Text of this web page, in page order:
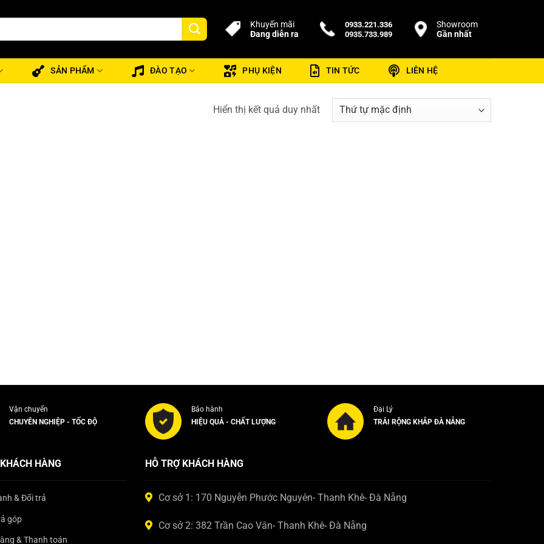
Khuyến mãi
Đang diễn ra
0933.221.336
0935.733.989
Showroom
Gần nhất
SẢN PHẨM ĐÀO TẠO PHỤ KIỆN TIN TỨC LIÊN HỆ
Hiển thị kết quả duy nhất
Vận chuyển
CHUYÊN NGHIỆP - TỐC ĐỘ
Bảo hành
HIỆU QUẢ - CHẤT LƯỢNG
Đại Lý
TRẢI RỘNG KHẮP ĐÀ NẴNG
HÀNG
& Đổi trả
góp
& Thanh toán
HỖ TRỢ KHÁCH HÀNG
Cơ sở 1: 170 Nguyễn Phước Nguyên- Thanh Khê- Đà Nẵng
Cơ sở 2: 382 Trần Cao Vân- Thanh Khê- Đà Nẵng